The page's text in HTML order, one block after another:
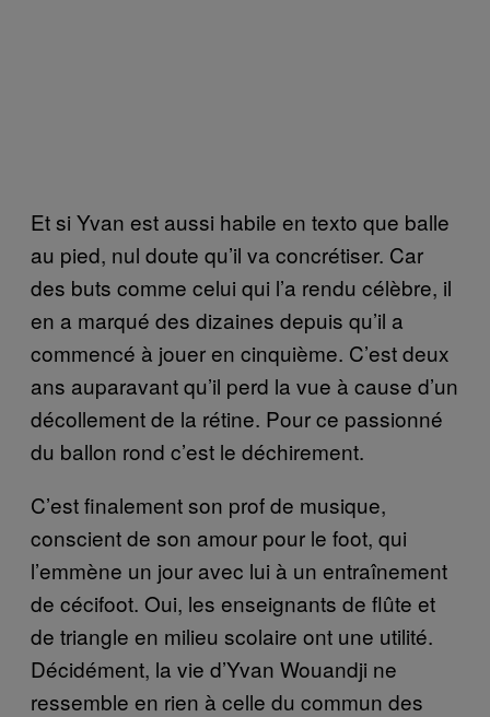
Et si Yvan est aussi habile en texto que balle
au pied, nul doute qu’il va concrétiser. Car
des buts comme celui qui l’a rendu célèbre, il
en a marqué des dizaines depuis qu’il a
commencé à jouer en cinquième. C’est deux
ans auparavant qu’il perd la vue à cause d’un
décollement de la rétine. Pour ce passionné
du ballon rond c’est le déchirement.
C’est finalement son prof de musique,
conscient de son amour pour le foot, qui
l’emmène un jour avec lui à un entraînement
de cécifoot. Oui, les enseignants de flûte et
de triangle en milieu scolaire ont une utilité.
Décidément, la vie d’Yvan Wouandji ne
ressemble en rien à celle du commun des